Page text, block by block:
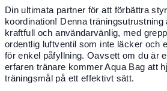
Din ultimata partner för att förbättra
koordination! Denna
kraftfull och användarvänlig, med
ordentlig luftventil som inte läcker och
för enkel påfyllning. Oavsett om du är
erfaren tränare kommer Aqua Bag att
träningsmål på ett effektivt sätt.